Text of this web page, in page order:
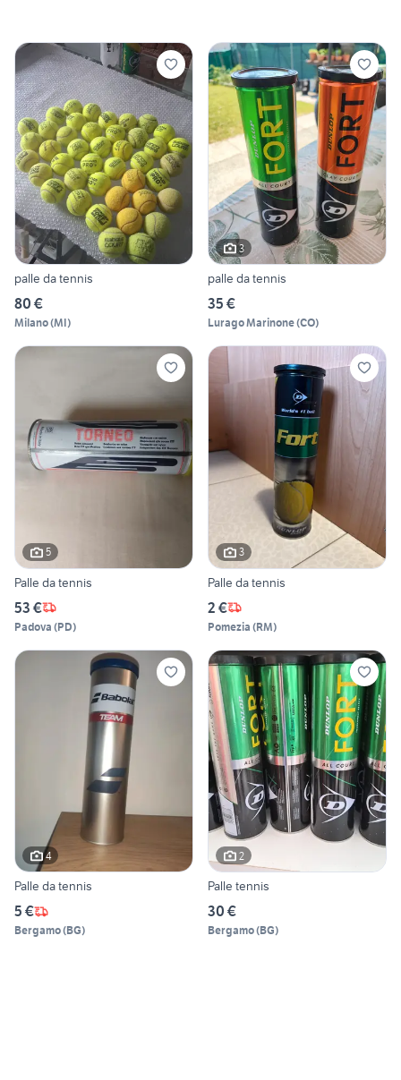
palle da tennis
80 €
Milano(MI)
3
palle da tennis
35 €
Lurago Marinone(CO)
5
Palle da tennis
53 €
Padova (PD)
3
Palle da tennis
2 €
Pomezia (RM)
4
Palle da tennis
5 €
Bergamo(BG)
2
Palle tennis
30 €
Bergamo(BG)